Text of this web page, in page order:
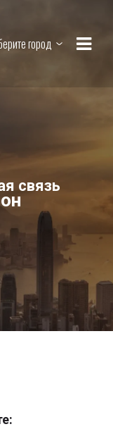
город
связь